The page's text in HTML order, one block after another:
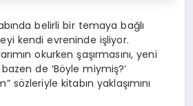
belirli bir temaya bağlı
kendi evreninde işliyor.
okurken şaşırmasını, yeni
de ‘Böyle miymiş?’
sözleriyle kitabın yaklaşımını